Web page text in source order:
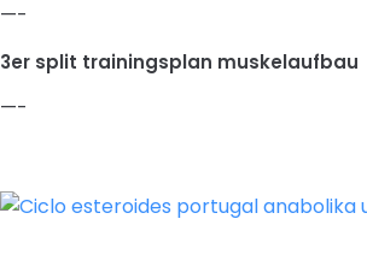
—-
3er split trainingsplan muskelaufbau
—-